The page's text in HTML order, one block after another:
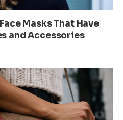
Masks That Have
and Accessories